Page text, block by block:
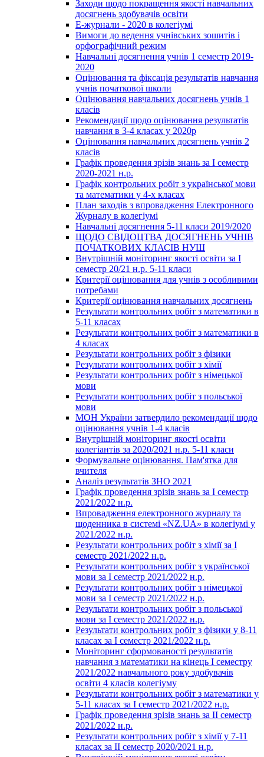
Заходи щодо покращення якості навчальних
досягнень здобувачів освіти
Е-журнали - 2020 в колегіумі
Вимоги до ведення учнівських зошитів і
орфографічний режим
Навчальні досягнення учнів 1 семестр 2019-
2020
Оцінювання та фіксація результатів навчання
учнів початкової школи
Оцінювання навчальних досягнень учнів 1
класів
Рекомендації щодо оцінювання результатів
навчання в 3-4 класах у 2020р
Оцінювання навчальних досягнень учнів 2
класів
Графік проведення зрізів знань за І семестр
2020-2021 н.р.
Графік контрольних робіт з української мови
та математики у 4-х класах
План заходів з впровадження Електронного
Журналу в колегіумі
Навчальні досягнення 5-11 класи 2019/2020
ЩОДО СВІДОЦТВА ДОСЯГНЕНЬ УЧНІВ
ПОЧАТКОВИХ КЛАСІВ НУШ
Внутрішній моніторинг якості освіти за І
семестр 20/21 н.р. 5-11 класи
Критерії оцінювання для учнів з особливими
потребами
Критерії оцінювання навчальних досягнень
Результати контрольних робіт з математики в
5-11 класах
Результати контрольних робіт з математики в
4 класах
Результати контрольних робіт з фізики
Результати контрольних робіт з хімії
Результати контрольних робіт з німецької
мови
Результати контрольних робіт з польської
мови
МОН України затвердило рекомендації щодо
оцінювання учнів 1-4 класів
Внутрішній моніторинг якості освіти
колегіантів за 2020/2021 н.р. 5-11 класи
Формувальне оцінювання. Пам'ятка для
вчителя
Аналіз результатів ЗНО 2021
Графік проведення зрізів знань за І семестр
2021/2022 н.р.
Впровадження електронного журналу та
щоденника в системі «NZ.UA» в колегіумі у
2021/2022 н.р.
Результати контрольних робіт з хімії за І
семестр 2021/2022 н.р.
Результати контрольних робіт з української
мови за І семестр 2021/2022 н.р.
Результати контрольних робіт з німецької
мови за І семестр 2021/2022 н.р.
Результати контрольних робіт з польської
мови за І семестр 2021/2022 н.р.
Результати контрольних робіт з фізики у 8-11
класах за І семестр 2021/2022 н.р.
Моніторинг сформованості результатів
навчання з математики на кінець І семестру
2021/2022 навчального року здобувачів
освіти 4 класів колегіуму
Результати контрольних робіт з математики у
5-11 класах за І семестр 2021/2022 н.р.
Графік проведення зрізів знань за ІІ семестр
2021/2022 н.р.
Результати контрольних робіт з хімії у 7-11
класах за ІІ семестр 2020/2021 н.р.